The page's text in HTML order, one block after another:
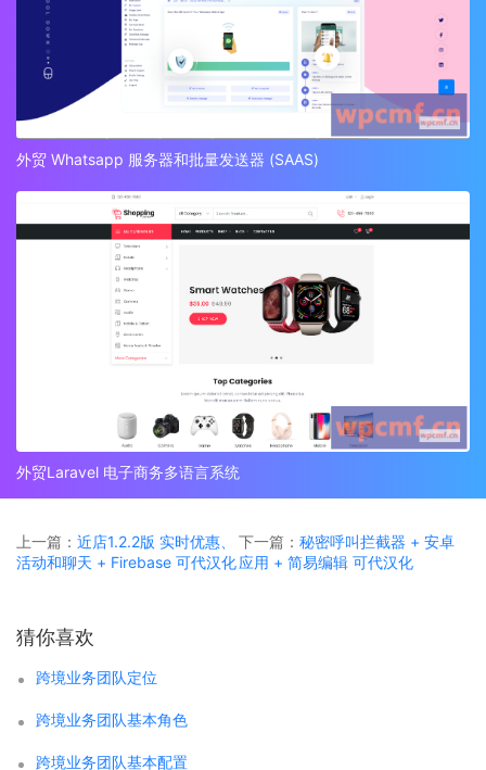
外贸 Whatsapp 服务器和批量发送器 (SAAS)
外贸Laravel 电子商务多语言系统
上一篇： 近店1.2.2版 实时优惠、
活动和聊天 + Firebase 可代汉化
下一篇： 秘密呼叫拦截器 + 安卓
应用 + 简易编辑 可代汉化
猜你喜欢
跨境业务团队定位
跨境业务团队基本角色
跨境业务团队基本配置